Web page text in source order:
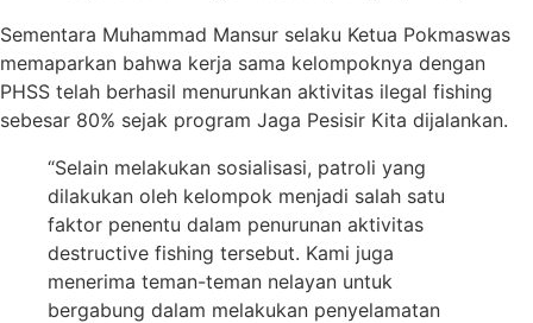
Sementara Muhammad Mansur selaku Ketua Pokmaswas
memaparkan bahwa kerja sama kelompoknya dengan
PHSS telah berhasil menurunkan aktivitas ilegal fishing
sebesar 80% sejak program Jaga Pesisir Kita dijalankan.
“Selain melakukan sosialisasi, patroli yang
dilakukan oleh kelompok menjadi salah satu
faktor penentu dalam penurunan aktivitas
destructive fishing tersebut. Kami juga
menerima teman-teman nelayan untuk
bergabung dalam melakukan penyelamatan